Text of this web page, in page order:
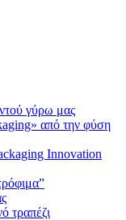
γύρω μας
από την φύση
Innovation
τραπέζι